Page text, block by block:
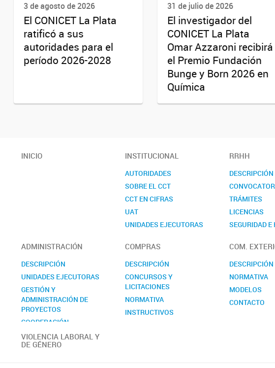
3 de agosto de 2026
El CONICET La Plata
ratificó a sus
autoridades para el
período 2026-2028
31 de julio de 2026
El investigador del
CONICET La Plata
Omar Azzaroni recibirá
el Premio Fundación
Bunge y Born 2026 en
Química
INICIO INSTITUCIONAL
AUTORIDADES
SOBRE EL CCT
CCT EN CIFRAS
UAT
UNIDADES EJECUTORAS
REALP
RRHH
DESCRIPCIÓN
TRÁMITES
LICENCIAS
SEGURIDAD E
ADMINISTRACIÓN
DESCRIPCIÓN
UNIDADES EJECUTORAS
GESTIÓN Y
ADMINISTRACIÓN DE
PROYECTOS
COOPERACIÓN
CONTACTO
COMPRAS
DESCRIPCIÓN
CONCURSOS Y
LICITACIONES
NORMATIVA
INSTRUCTIVOS
COM.
DESCRIPCIÓN
NORMATIVA
MODELOS
CONTACTO
VIOLENCIA LABORAL Y
DE GÉNERO